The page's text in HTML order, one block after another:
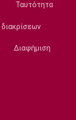
Ταυτότητα
Διαφήμιση